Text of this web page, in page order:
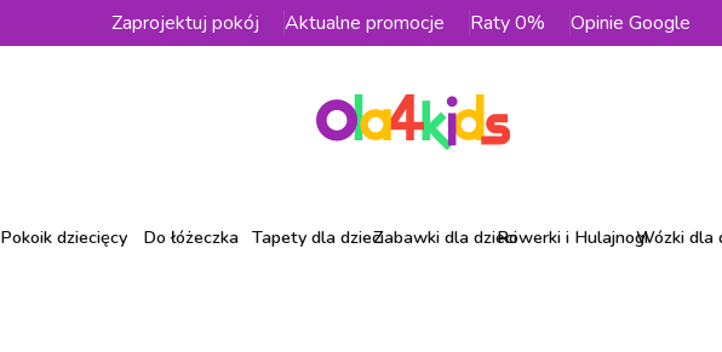
Zaprojektuj pokój Aktualne promocje Raty 0% Opinie Google
Pokoik dziecięcy Do łóżeczka Tapety dla dzieciZabawki dla dzieciRowerki i HulajnogiWózki dla